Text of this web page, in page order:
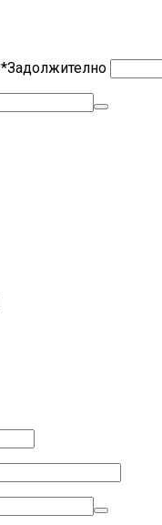
*Задолжително